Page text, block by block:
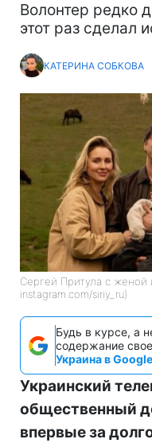
Волонтер редко
этот раз сделал
КАТЕРИНА СОБКОВА
Сергей Притула с женой
instagram.com/siriy_ru)
Будь в курсе, а
содержание
Украина в Google
Украинский
общественный
впервые за